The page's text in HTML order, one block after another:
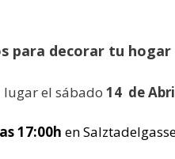
para decorar tu hogar
el sábado 14 de
17:00h en